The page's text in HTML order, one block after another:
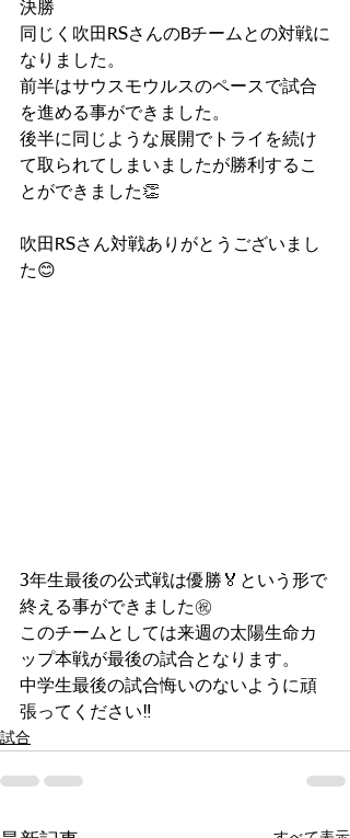
決勝
同じく吹田RSさんのBチームとの対戦に
なりました。
前半はサウスモウルスのペースで試合
を進める事ができました。
後半に同じような展開でトライを続け
て取られてしまいましたが勝利するこ
とができました👏
吹田RSさん対戦ありがとうございまし
た😊
3年生最後の公式戦は優勝🏅という形で
終える事ができました㊗️
このチームとしては来週の太陽生命カ
ップ本戦が最後の試合となります。
中学生最後の試合悔いのないように頑
張ってください‼️
試合